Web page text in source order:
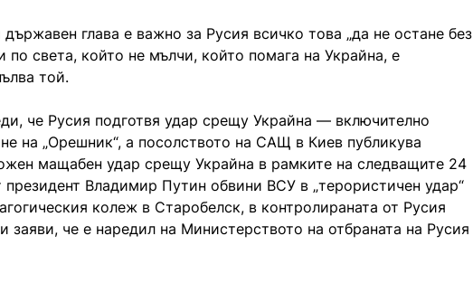
глава е важно за Русия всичко това „да не остане без
по света, който не мълчи, който помага на Украйна, е
той.
че Русия подготвя удар срещу Украйна — включително
на „Орешник“, а посолството на САЩ в Киев публикува
мащабен удар срещу Украйна в рамките на следващите 24
Владимир Путин обвини ВСУ в „терористичен удар“
колеж в Старобелск, в контролираната от Русия
заяви, че е наредил на Министерството на отбраната на Русия